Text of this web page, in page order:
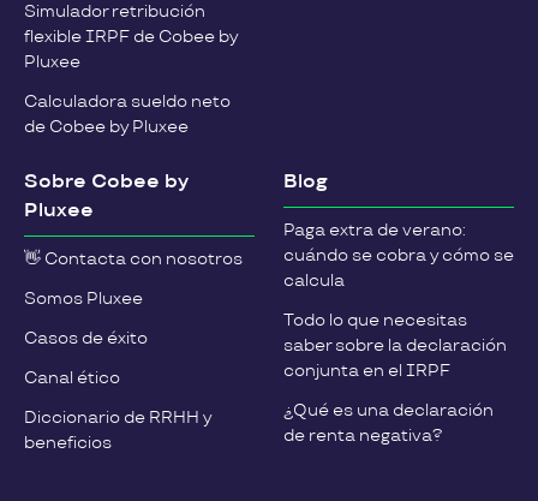
Simulador retribución
flexible IRPF de Cobee by
Pluxee
Calculadora sueldo neto
de Cobee by Pluxee
Sobre Cobee by
Pluxee
👋 Contacta con nosotros
Somos Pluxee
Casos de éxito
Canal ético
Diccionario de RRHH y
beneficios
Blog
Paga extra de verano:
cuándo se cobra y cómo se
calcula
Todo lo que necesitas
saber sobre la declaración
conjunta en el IRPF
¿Qué es una declaración
de renta negativa?